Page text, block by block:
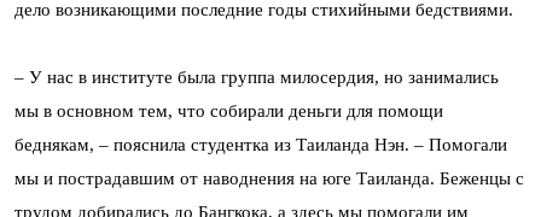
дело возникающими последние годы стихийными бедствиями.
– У нас в институте была группа милосердия, но занимались
мы в основном тем, что собирали деньги для помощи
беднякам, – пояснила студентка из Таиланда Нэн. – Помогали
мы и пострадавшим от наводнения на юге Таиланда. Беженцы с
трудом добирались до Бангкока, а здесь мы помогали им